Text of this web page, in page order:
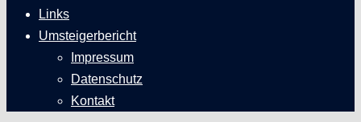
Links
Umsteigerbericht
Impressum
Datenschutz
Kontakt